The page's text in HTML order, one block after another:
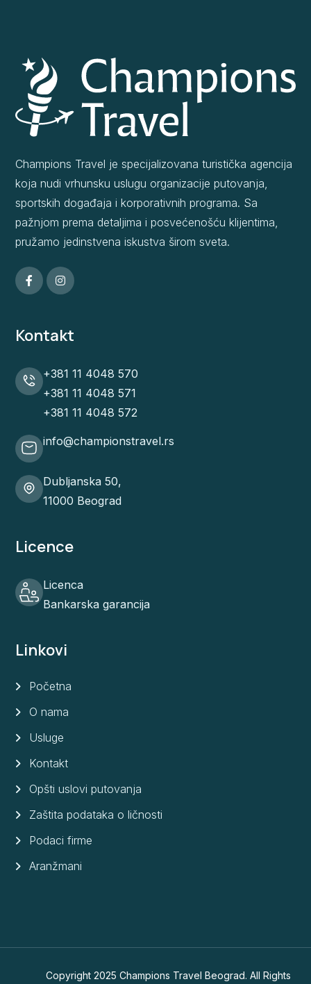
Champions Travel je specijalizovana turistička agencija
koja nudi vrhunsku uslugu organizacije putovanja,
sportskih događaja i korporativnih programa. Sa
pažnjom prema detaljima i posvećenošću klijentima,
pružamo jedinstvena iskustva širom sveta.
Kontakt
+381 11 4048 570
+381 11 4048 571
+381 11 4048 572
info@championstravel.rs
Dubljanska 50,
11000 Beograd
Licence
Licenca
Bankarska garancija
Linkovi
Početna
O nama
Usluge
Kontakt
Opšti uslovi putovanja
Zaštita podataka o ličnosti
Podaci firme
Aranžmani
Copyright 2025 Champions Travel Beograd. All Rights